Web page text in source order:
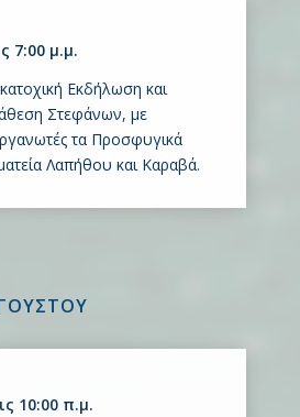
7:00 μ.μ.
Εκδήλωση και
Στεφάνων, με
τα Προσφυγικά
Λαπήθου και Καραβά.
10:00 π.μ.